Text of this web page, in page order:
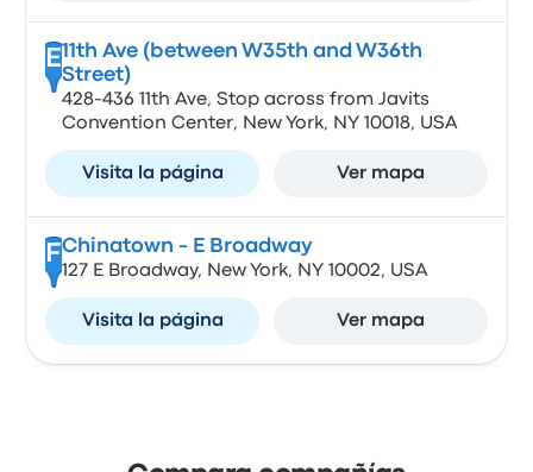
E11th Ave (between W35th and W36th
Street)
428-436 11th Ave, Stop across from Javits
Convention Center, New York, NY 10018, USA
Visita la página Ver mapa
FChinatown - E Broadway
127 E Broadway, New York, NY 10002, USA
Visita la página Ver mapa